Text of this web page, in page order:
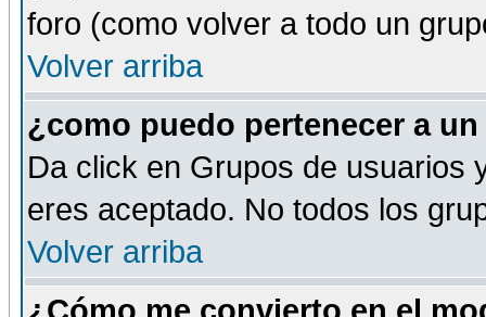
foro (como volver a todo un
Volver arriba
¿como puedo pertenecer a
Da click en Grupos de usuarios
eres aceptado. No todos los
Volver arriba